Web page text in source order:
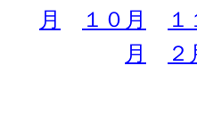
月
１０月 １
月
２